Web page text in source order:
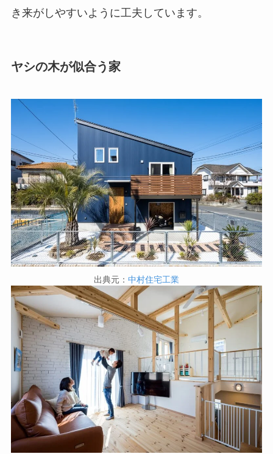
き来がしやすいように工夫しています。
ヤシの木が似合う家
出典元： 中村住宅工業